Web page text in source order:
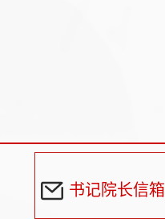
书记院长信箱